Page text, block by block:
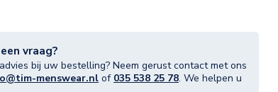
vraag?
bij uw bestelling? Neem gerust contact met ons
menswear.nl of 035 538 25 78. We helpen u